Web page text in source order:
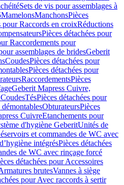
Sets de vis pour assemblages à
MamelonsManchonsPièces
pour Raccords en croixRéductions
Pièces détachées pour
Raccordements pour
assemblages de bridesGeberit
CoudesPièces détachées pour
Pièces détachées pour
RaccordementsPièces
Geberit Mapress Cuivre,
TésPièces détachées pour
ObturateursPièces
CuivreEtanchements pour
d'hygiène GeberitUnités de
et commandes de WC avec
intégrésPièces détachées
de WC avec rinçage forcé
détachées pour Accessoires
brutesVannes à siège
pour Avec raccords à sertir